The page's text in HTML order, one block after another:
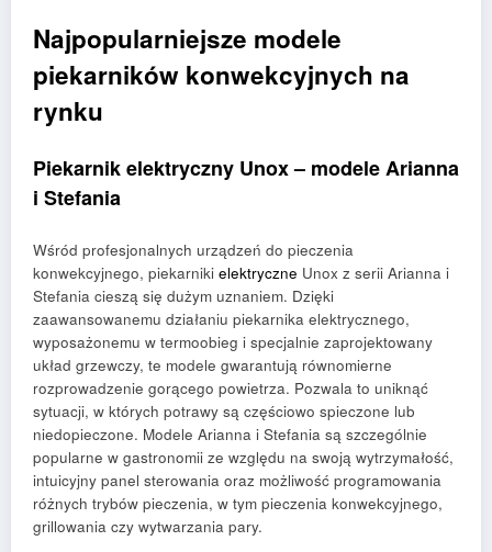
Najpopularniejsze modele
piekarników konwekcyjnych na
rynku
Piekarnik elektryczny Unox – modele Arianna
i Stefania
Wśród profesjonalnych urządzeń do pieczenia
konwekcyjnego, piekarniki elektryczne Unox z serii Arianna i
Stefania cieszą się dużym uznaniem. Dzięki
zaawansowanemu działaniu piekarnika elektrycznego,
wyposażonemu w termoobieg i specjalnie zaprojektowany
układ grzewczy, te modele gwarantują równomierne
rozprowadzenie gorącego powietrza. Pozwala to uniknąć
sytuacji, w których potrawy są częściowo spieczone lub
niedopieczone. Modele Arianna i Stefania są szczególnie
popularne w gastronomii ze względu na swoją wytrzymałość,
intuicyjny panel sterowania oraz możliwość programowania
różnych trybów pieczenia, w tym pieczenia konwekcyjnego,
grillowania czy wytwarzania pary.